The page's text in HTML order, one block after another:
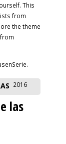
This
from
the theme
2016
las